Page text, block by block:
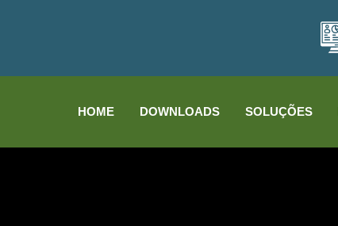
HOME DOWNLOADS SOLUÇÕES